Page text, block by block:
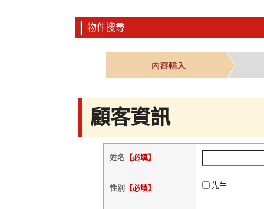
物件搜尋
顧客資訊
姓名 【必填】
性別 【必填】 先生